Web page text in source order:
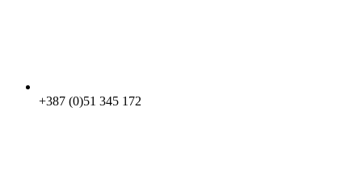
+387 (0)51 345 172